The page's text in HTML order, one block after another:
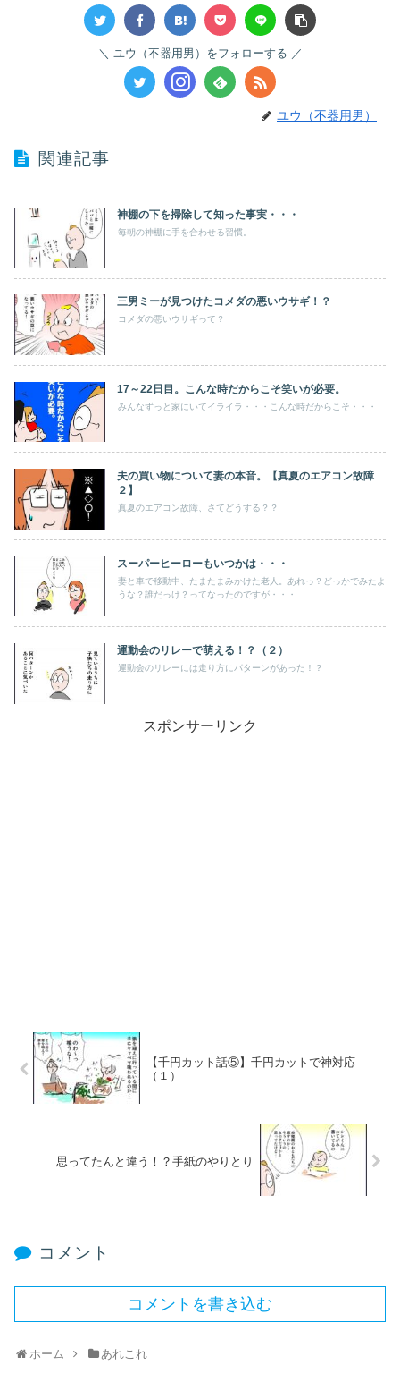
ユウ（不器用男）をフォローする
ユウ（不器用男）
関連記事
神棚の下を掃除して知った事実・・・
毎朝の神棚に手を合わせる習慣。
三男ミーが見つけたコメダの悪いウサギ！？
コメダの悪いウサギって？
17～22日目。こんな時だからこそ笑いが必要。
みんなずっと家にいてイライラ・・・こんな時だからこそ・・・
夫の買い物について妻の本音。【真夏のエアコン故障
２】
真夏のエアコン故障、さてどうする？？
スーパーヒーローもいつかは・・・
妻と車で移動中、たまたまみかけた老人。あれっ？どっかでみたよ
うな？誰だっけ？ってなったのですが・・・
運動会のリレーで萌える！？（２）
運動会のリレーには走り方にパターンがあった！？
スポンサーリンク
【千円カット話⑤】千円カットで神対応
（１）
思ってたんと違う！？手紙のやりとり
コメント
コメントを書き込む
ホーム あれこれ